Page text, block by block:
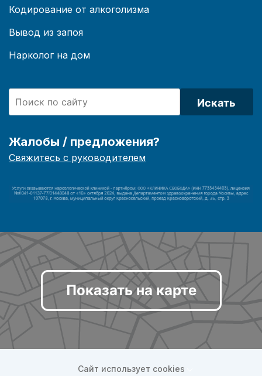
Кодирование от алкоголизма
Вывод из запоя
Нарколог на дом
Искать
Жалобы / предложения?
Свяжитесь с руководителем
Показать на карте
Сайт использует cookies